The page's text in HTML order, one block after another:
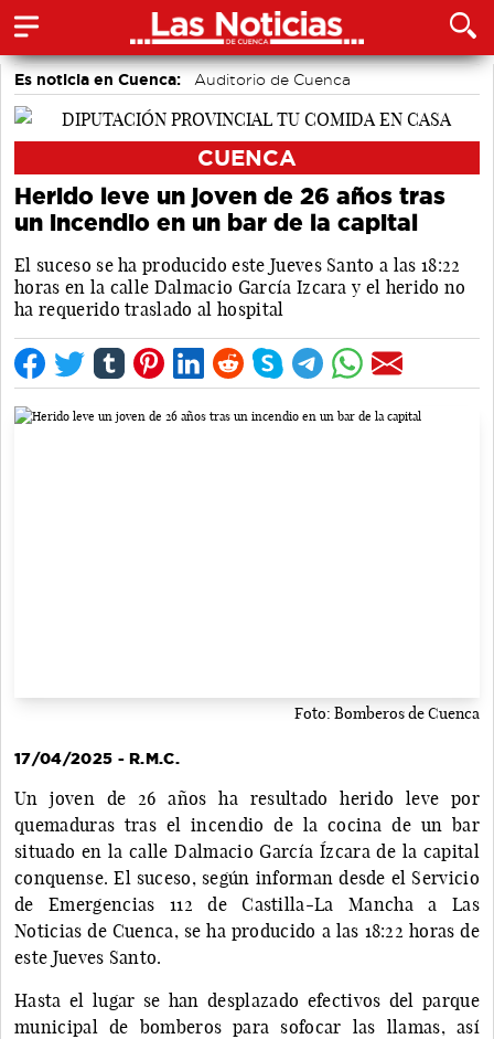
Es noticia en Cuenca: Auditorio de Cuenca
CUENCA
Herido leve un joven de 26 años tras
un incendio en un bar de la capital
El suceso se ha producido este Jueves Santo a las 18:22
horas en la calle Dalmacio García Izcara y el herido no
ha requerido traslado al hospital
Foto: Bomberos de Cuenca
17/04/2025 - R.M.C.
Un joven de 26 años ha resultado herido leve por
quemaduras tras el incendio de la cocina de un bar
situado en la calle Dalmacio García Ízcara de la capital
conquense. El suceso, según informan desde el Servicio
de Emergencias 112 de Castilla-La Mancha a Las
Noticias de Cuenca, se ha producido a las 18:22 horas de
este Jueves Santo.
Hasta el lugar se han desplazado efectivos del parque
municipal de bomberos para sofocar las llamas, así